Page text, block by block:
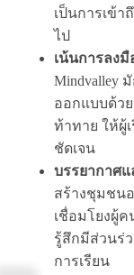
เป็นการเข้
ไป
เน้นการลง
Mindvalley
ออกแบบด้ว
ท้าทาย ให้ผู้
ชัดเจน
บรรยากาศ
สร้างชุมชน
เชื่อมโยงผู้
รู้สึกมีส่วนร่
การเรียน